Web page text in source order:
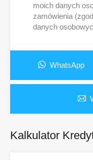
moich danych
zamówienia
danych
WhatsApp
Kalkulator